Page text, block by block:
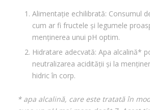
Alimentație echilibrată: Consumul
cum ar fi fructele și legumele
menținerea unui pH optim.
Hidratare adecvată: Apa alcalină*
neutralizarea acidității și la
hidric în corp.
* apa alcalină, care este tratată în